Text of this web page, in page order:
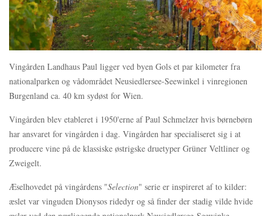
Vingården Landhaus Paul ligger ved byen Gols et par kilometer fra
nationalparken og vådområdet Neusiedlersee-Seewinkel i vinregionen
Burgenland ca. 40 km sydøst for Wien.
Vingården blev etableret i 1950'erne af Paul Schmelzer hvis børnebørn
har ansvaret for vingården i dag. Vingården har specialiseret sig i at
producere vine på de klassiske østrigske druetyper Grüner Veltliner og
Zweigelt.
Æselhovedet på vingårdens "Selection" serie er inspireret af to kilder:
æslet var vinguden Dionysos ridedyr og så finder der stadig vilde hvide